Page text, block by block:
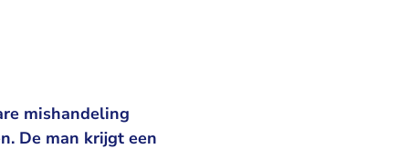
mishandeling
De man krijgt een